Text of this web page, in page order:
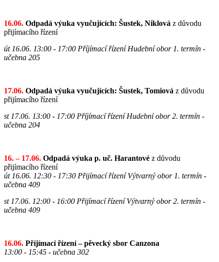
16.06. Odpadá výuka vyučujících: Šustek, Niklová z důvodu
přijímacího řízení
út 16.06. 13:00 - 17:00 Příjímací řízení Hudební obor 1. termín -
učebna 205
17.06. Odpadá výuka vyučujících: Šustek, Tomiová z důvodu
přijímacího řízení
st 17.06. 13:00 - 17:00 Příjímací řízeníHudební obor2. termín -
učebna 204
16. – 17.06. Odpadá výuka p. uč. Harantové z důvodu
přijímacího řízení
út 16.06. 12:30 - 17:30 Přijímací řízení Výtvarný obor 1. termín -
učebna 409
st 17.06. 12:00 - 16:00 Přijímací řízeníVýtvarný obor2. termín -
učebna 409
16.06. Příjímací řízení – pěvecký sbor Canzona
13:00 - 15:45 - učebna 302